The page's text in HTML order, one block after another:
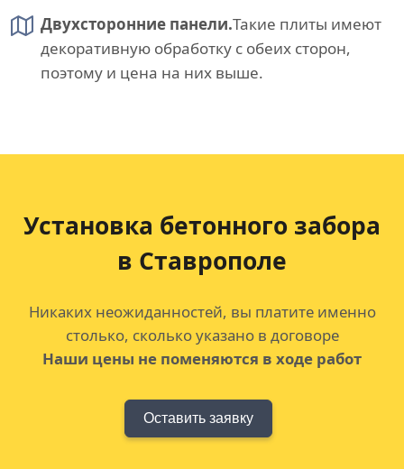
Двухсторонние панели.Такие плиты имеют
декоративную обработку с обеих сторон,
поэтому и цена на них выше.
Установка бетонного забора
в Ставрополе
Никаких неожиданностей, вы платите именно
столько, сколько указано в договоре
Наши цены не поменяются в ходе работ
Оставить заявку